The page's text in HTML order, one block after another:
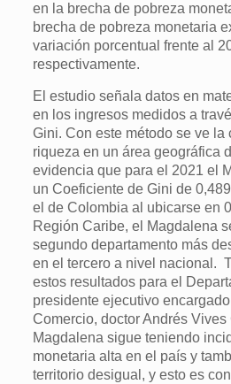
en la brecha de pobreza
brecha de pobreza monetaria
variación porcentual frente al
respectivamente.
El estudio señala datos en
en los ingresos medidos a
Gini. Con este método se ve la
riqueza en un área geográfica
evidencia que para el 2021 el
un Coeficiente de Gini de
el de Colombia al ubicarse en
Región Caribe, el Magdalena
segundo departamento más
en el tercero a nivel nacional.
estos resultados para el
presidente ejecutivo
Comercio, doctor Andrés Vives
Magdalena sigue teniendo
monetaria alta en el país y
territorio desigual, y esto es